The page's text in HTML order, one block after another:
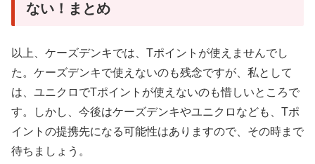
ない！まとめ
以上、ケーズデンキでは、Tポイントが使えませんでし
た。ケーズデンキで使えないのも残念ですが、私として
は、ユニクロでTポイントが使えないのも惜しいところで
す。しかし、今後はケーズデンキやユニクロなども、Tポ
イントの提携先になる可能性はありますので、その時まで
待ちましょう。